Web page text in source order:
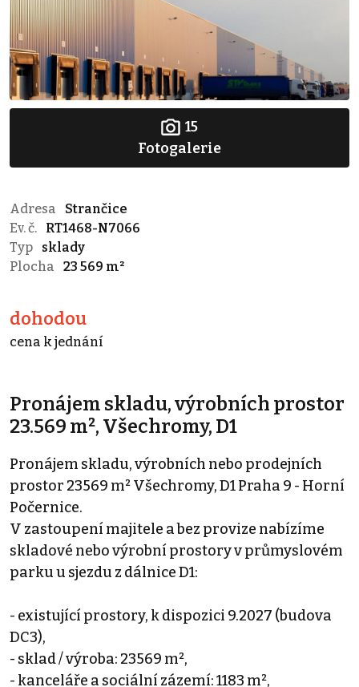
15
Fotogalerie
Adresa
Strančice
Ev. č.
RT1468-N7066
Typ
sklady
Plocha
23 569 m²
dohodou
cena k jednání
Pronájem skladu, výrobních prostor
23.569 m², Všechromy, D1
Pronájem skladu, výrobních nebo prodejních
prostor 23569 m² Všechromy, D1 Praha 9 - Horní
Počernice.
V zastoupení majitele a bez provize nabízíme
skladové nebo výrobní prostory v průmyslovém
parku u sjezdu z dálnice D1:
- existující prostory, k dispozici 9.2027 (budova
DC3),
- sklad / výroba: 23569 m²,
- kanceláře a sociální zázemí: 1183 m²,